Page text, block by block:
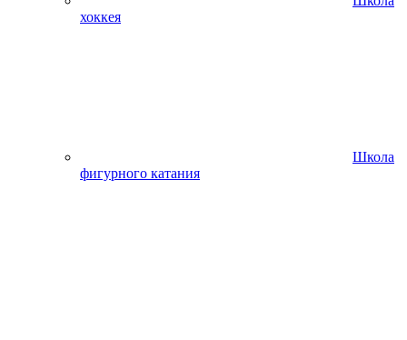
хоккея
Школа
фигурного катания